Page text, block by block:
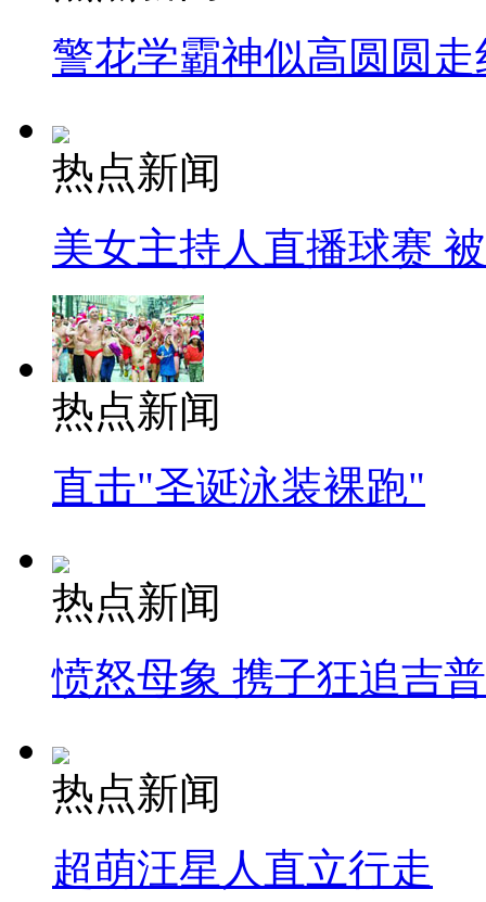
警花学霸神似高圆圆走
热点新闻
美女主持人直播球赛
热点新闻
直击"圣诞泳装裸跑"
热点新闻
愤怒母象 携子狂追吉
热点新闻
超萌汪星人直立行走